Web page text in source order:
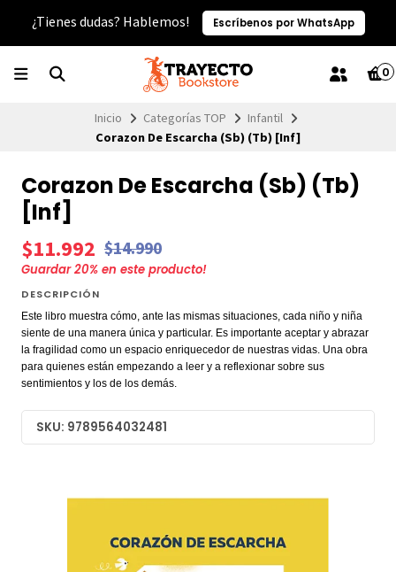
¿Tienes dudas? Hablemos! Escríbenos por WhatsApp
0
Inicio Categorías TOP
Infantil
Corazon De Escarcha (Sb) (Tb) [Inf]
Corazon De Escarcha (Sb) (Tb)
[Inf]
$11.992 $14.990
Guardar20% en este producto!
DESCRIPCIÓN
Este libro muestra cómo, ante las mismas situaciones, cada niño y niña
siente de una manera única y particular. Es importante aceptar y abrazar
la fragilidad como un espacio enriquecedor de nuestras vidas. Una obra
para quienes están empezando a leer y a reflexionar sobre sus
sentimientos y los de los demás.
SKU: 9789564032481